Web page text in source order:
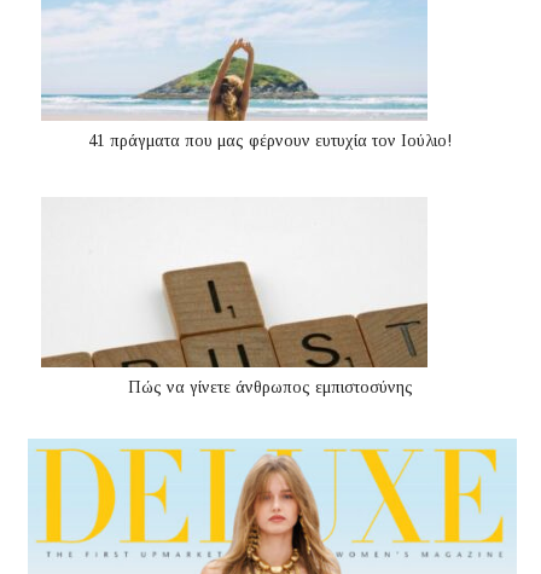
41 πράγματα που μας φέρνουν ευτυχία τον Ιούλιο!
Πώς να γίνετε άνθρωπος εμπιστοσύνης